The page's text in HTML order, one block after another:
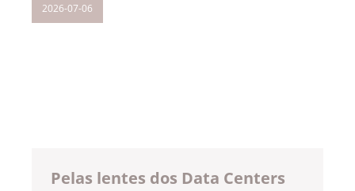
2026-07-06
Pelas lentes dos Data Centers